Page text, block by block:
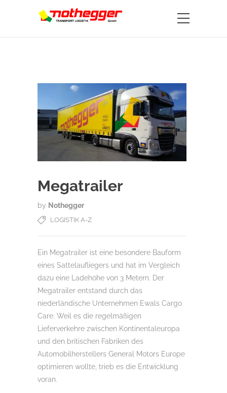
Megatrailer
by Nothegger
LOGISTIK A-Z
Ein Megatrailer ist eine besondere Bauform
eines Sattelaufliegers und hat im Vergleich
dazu eine Ladehöhe von 3 Metern. Der
Megatrailer entstand durch das
niederländische Unternehmen Ewals Cargo
Care. Weil es die regelmäßigen
Lieferverkehre zwischen Kontinentaleuropa
und den britischen Fabriken des
Automobilherstellers General Motors Europe
optimieren wollte, trieb es die Entwicklung
voran.